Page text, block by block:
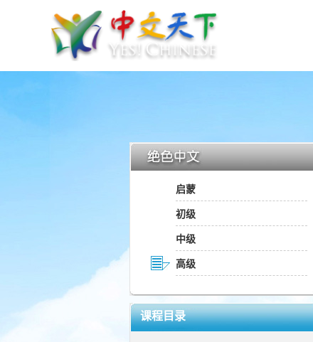
启蒙
初级
中级
高级
课程目录